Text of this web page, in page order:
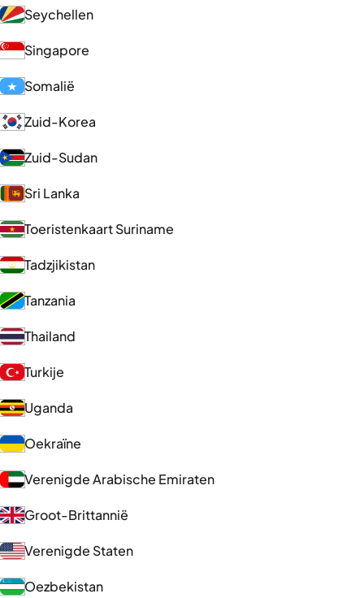
Seychellen
Singapore
Somalië
Zuid-Korea
Zuid-Sudan
Sri Lanka
Toeristenkaart Suriname
Tadzjikistan
Tanzania
Thailand
Turkije
Uganda
Oekraïne
Verenigde Arabische Emiraten
Groot-Brittannië
Verenigde Staten
Oezbekistan